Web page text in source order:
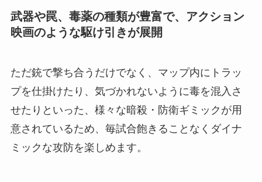
武器や罠、毒薬の種類が豊富で、アクション
映画のような駆け引きが展開
ただ銃で撃ち合うだけでなく、マップ内にトラッ
プを仕掛けたり、気づかれないように毒を混入さ
せたりといった、様々な暗殺・防衛ギミックが用
意されているため、毎試合飽きることなくダイナ
ミックな攻防を楽しめます。